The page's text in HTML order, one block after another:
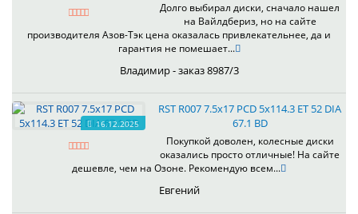
Долго выбирал диски, сначало нашел
на Вайлдбериз, но на сайте
производителя Азов-Тэк цена оказалась привлекательнее, да и
гарантия не помешает...
Владимир - заказ 8987/3
16.12.2025
RST R007 7.5x17 PCD 5x114.3 ET 52 DIA
67.1 BD
Покупкой доволен, колесные диски
оказались просто отличные! На сайте
дешевле, чем на Озоне. Рекомендую всем...
Евгений